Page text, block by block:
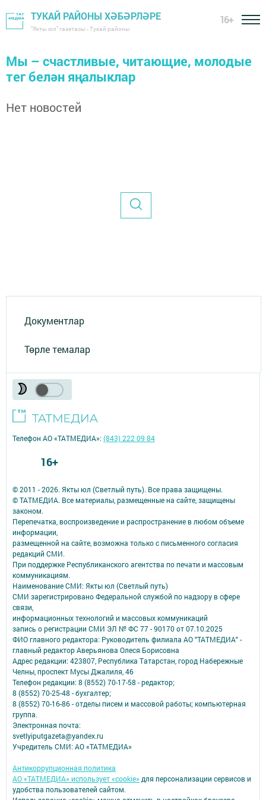
ТУКАЙ РАЙОНЫ ХӘБӘРЛӘРЕ
"Якты юл" газетасы - Тукай районы
16+
Мы – счастливые, читающие, молодые
тег белән яңалыклар
Нет новостей
Документлар
Төрле темалар
© 2011 - 2026. Якты юл (Светлый путь). Все права защищены.
© ТАТМЕДИА. Все материалы, размещенные на сайте, защищены
законом.
Перепечатка, воспроизведение и распространение в любом объеме
информации,
размещенной на сайте, возможна только с письменного согласия
редакций СМИ.
При поддержке Республиканского агентства по печати и массовым
коммуникациям.
Наименование СМИ: Якты юл (Светлый путь)
СМИ зарегистрировано Федеральной службой по надзору в сфере
связи,
информационных технологий и массовых коммуникаций
запись о регистрации СМИ ЭЛ № ФС 77 - 90170 от 07.10.2025
ФИО главного редактора: Руководитель филиала АО "ТАТМЕДИА" -
главный редактор Аверьянова Олеся Борисовна
Адрес редакции: 423807, Республика Татарстан, город Набережные
Челны, проспект Мусы Джалиля, 46
Телефон редакции: 8 (8552) 70-17-58 - редактор;
8 (8552) 70-25-48 - бухгалтер;
8 (8552) 70-16-86 - отделы писем и массовой работы; компьютерная
группа.
Электронная почта:
svetlyiputgazeta@yandex.ru
Учредитель СМИ: АО «ТАТМЕДИА»
Антикоррупционная политика
АО «ТАТМЕДИА» использует «cookie»для персонализации сервисов и
удобства пользователей сайтом.
Телефон АО «ТАТМЕДИА»:(843) 222 09 84
16+